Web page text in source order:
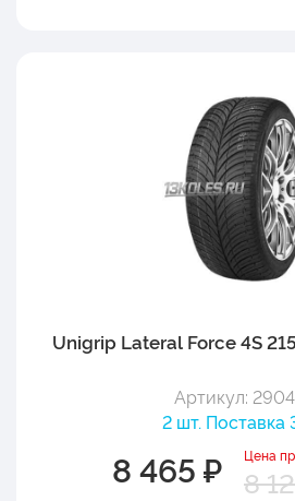
Unigrip Lateral Force 4S
Артикул:
2 шт. Поставка
8 465 ₽ Цена
8